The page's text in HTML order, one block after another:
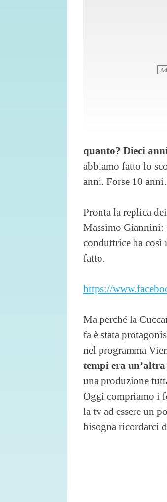
quanto? Dieci
abbiamo fatto lo
anni. Forse 10
Pronta la replica
Massimo Giannini:
conduttrice ha così
fatto.
https://
Ma perché la
fa è stata
nel programma
tempi era
una produzione
Oggi compriamo i
la tv ad essere un
bisogna ricordarci